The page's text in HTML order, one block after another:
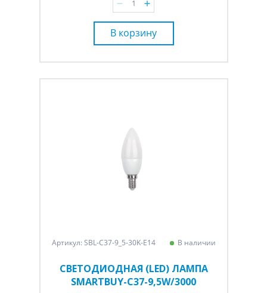
В корзину
Артикул: SBL-C37-9_5-30K-E14 В наличии
СВЕТОДИОДНАЯ (LED) ЛАМПА
SMARTBUY-C37-9,5W/3000